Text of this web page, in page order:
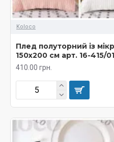
Koloco
Плед полуторний із
150х200 см арт. 16-415/01
410.00 грн.